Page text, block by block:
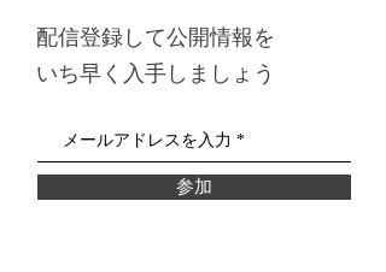
配信登録して公開情報を
いち早く入手しましょう
参加